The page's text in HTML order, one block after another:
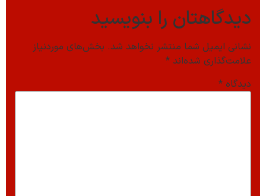
دیدگاهتان را بنویسید
نشانی ایمیل شما منتشر نخواهد شد. بخش‌های موردنیاز
علامت‌گذاری شده‌اند *
دیدگاه *